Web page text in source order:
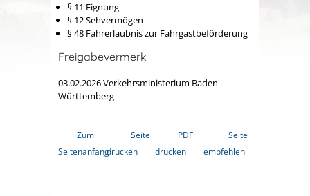
§ 11 Eignung
§ 12 Sehvermögen
§ 48 Fahrerlaubnis zur Fahrgastbeförderung
Freigabevermerk
03.02.2026 Verkehrsministerium Baden-
Württemberg
Zum
Seitenanfang
Seite
drucken
PDF
drucken
Seite
empfehlen